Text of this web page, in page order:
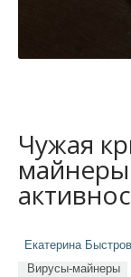
Чужая
Екатерина
Вирусы-майнеры